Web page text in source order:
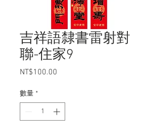
吉祥語隸書雷射對
聯-住家9
NT$100.00
數量 *